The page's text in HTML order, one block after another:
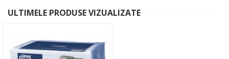
ULTIMELE PRODUSE VIZUALIZATE